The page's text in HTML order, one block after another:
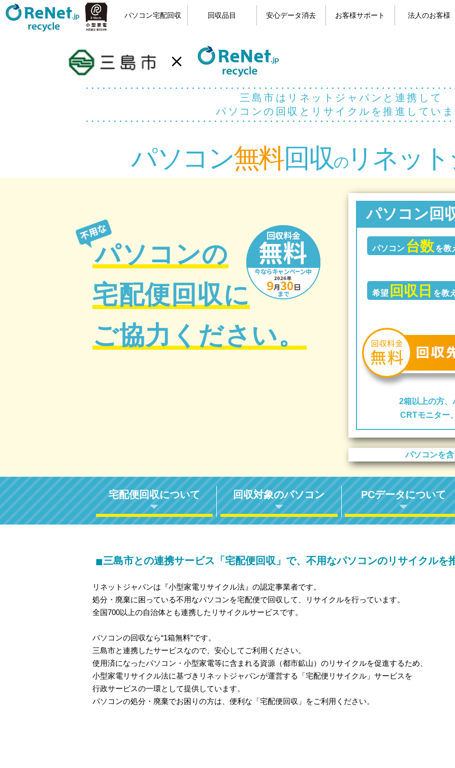
パソコン宅配回収 回収品目 安心データ消去 お客様サポート 法人のお客様
三島市はリネットジャパンと連携して
パソコンの回収とリサイクルを推進していま
パソコン無料回収のリネッ
パソコンの
宅配便回収に
ご協力ください。
パソコン回
パソコン 台数 を教
希望 回収日 を教
2箱以上の方、
CRTモニター
パソコンを
宅配便回収について 回収対象のパソコン PCデータについて
■三島市との連携サービス「宅配便回収」で、不用なパソコンのリサイクルを
リネットジャパンは『小型家電リサイクル法』の認定事業者です。
処分・廃棄に困っている不用なパソコンを宅配便で回収して、リサイクルを行っています。
全国700以上の自治体とも連携したリサイクルサービスです。
パソコンの回収なら“1箱無料”です。
三島市と連携したサービスなので、安心してご利用ください。
使用済になったパソコン・小型家電等に含まれる資源（都市鉱山）のリサイクルを促進するため、
小型家電リサイクル法に基づきリネットジャパンが運営する「宅配便リサイクル」サービスを
行政サービスの一環として提供しています。
パソコンの処分・廃棄でお困りの方は、便利な「宅配便回収」をご利用ください。